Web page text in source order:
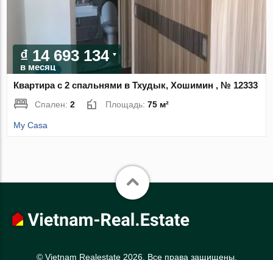
₫ 14 693 134
в месяц
Квартира с 2 спальнями в Тхудык, Хошимин , № 12333
Спален:2 Площадь:75 м²
My Casa
© Vietnam Realestate 2026. Все права защищены.